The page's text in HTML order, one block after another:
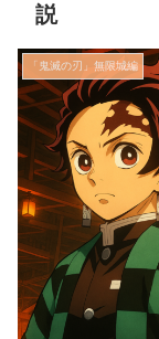
説
「鬼滅の刃」無限城編